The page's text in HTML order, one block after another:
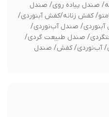
پیاده روی/ صندل
زنانه/کفش آبنوردی/
صندل آب‌نوردی/
صندل طبیعت گردی/
کفش/ صندل